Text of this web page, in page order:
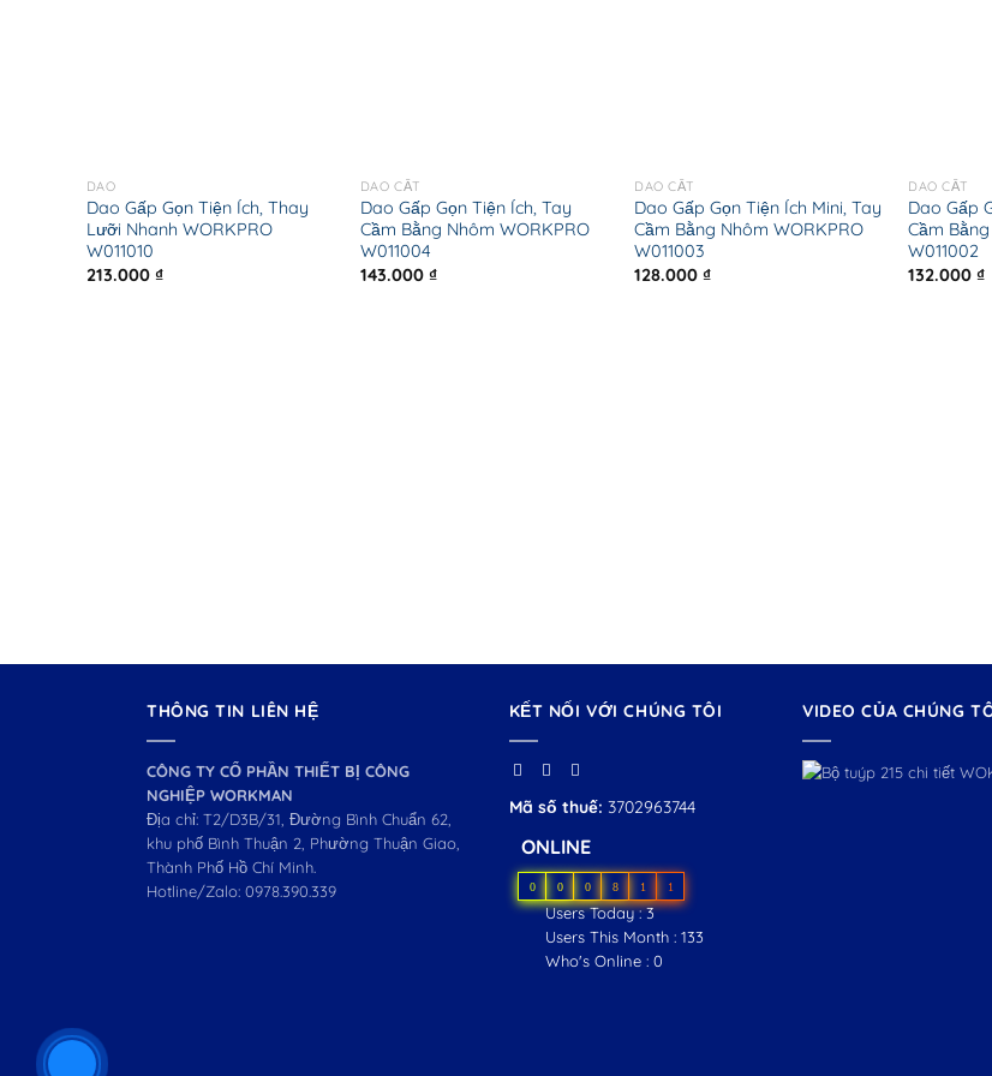
DAO
Dao Gấp Gọn Tiện Ích, Thay
Lưỡi Nhanh WORKPRO
W011010
213.000 ₫
DAO CẮT
Dao Gấp Gọn Tiện Ích, Tay
Cầm Bằng Nhôm WORKPRO
W011004
143.000 ₫
DAO CẮT
Dao Gấp Gọn Tiện Ích Mini, Tay
Cầm Bằng Nhôm WORKPRO
W011003
128.000₫
DAO CẮT
Dao Gấp
Cầm
W011002
132.000₫
THÔNG TIN LIÊN HỆ
CÔNG TY CỔ PHẦN THIẾT BỊ CÔNG
NGHIỆP WORKMAN
Địa chỉ: T2/D3B/31, Đường Bình Chuẩn 62,
khu phố Bình Thuận 2, Phường Thuận Giao,
Thành Phố Hồ Chí Minh.
Hotline/Zalo: 0978.390.339
KẾT NỐI VỚI CHÚNG TÔI
Mã số thuế: 3702963744
ONLINE
0 0 0 8 1 1
Users Today : 3
Users This Month : 133
Who's Online : 0
VIDEO CỦA CHÚNG